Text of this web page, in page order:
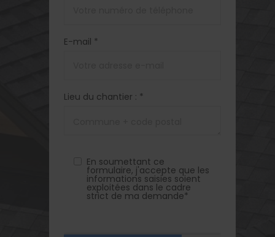
E-mail *
Lieu du chantier : *
En soumettant ce
formulaire, j'accepte que les
informations saisies soient
exploitées dans le cadre
strict de ma demande*